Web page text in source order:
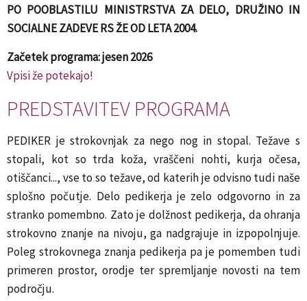
PO POOBLASTILU MINISTRSTVA ZA DELO, DRUŽINO IN
SOCIALNE ZADEVE RS ŽE OD LETA 2004.
Začetek programa: jesen 2026
Vpisi že potekajo!
PREDSTAVITEV PROGRAMA
PEDIKER je strokovnjak za nego nog in stopal. Težave s
stopali, kot so trda koža, vraščeni nohti, kurja očesa,
otiščanci..., vse to so težave, od katerih je odvisno tudi naše
splošno počutje. Delo pedikerja je zelo odgovorno in za
stranko pomembno. Zato je dolžnost pedikerja, da ohranja
strokovno znanje na nivoju, ga nadgrajuje in izpopolnjuje.
Poleg strokovnega znanja pedikerja pa je pomemben tudi
primeren prostor, orodje ter spremljanje novosti na tem
področju.